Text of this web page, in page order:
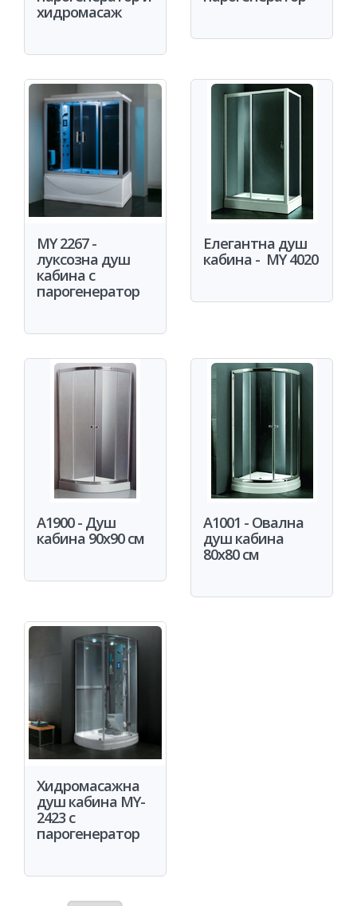
хидромасаж
MY 2267 -
луксозна душ
кабина с
парогенератор
Елегантна душ
кабина - MY 4020
A1900 - Душ
кабина 90x90 см
A1001 - Овална
душ кабина
80x80 см
Хидромасажна
душ кабина MY-
2423 с
парогенератор